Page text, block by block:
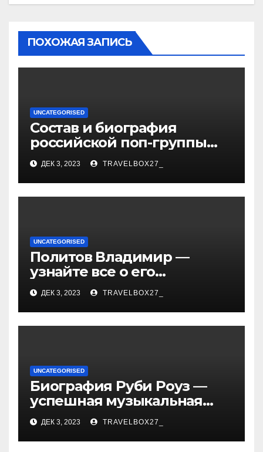
ПОХОЖАЯ ЗАПИСЬ
UNCATEGORISED
Состав и биография
российской поп-группы
«Иванушки интернешнл»
— история успеха, музыка
и судьбы участников
ДЕК 3, 2023 TRAVELBOX27_
UNCATEGORISED
Политов Владимир —
узнайте все о его
биографии, возрасте и
впечатляющих
достижениях!
ДЕК 3, 2023 TRAVELBOX27_
UNCATEGORISED
Биография Руби Роуз —
успешная музыкальная
карьера, личная жизнь и
знаковые достижения
ДЕК 3, 2023 TRAVELBOX27_